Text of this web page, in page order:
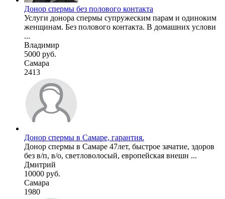
Донор спермы без полового контакта
Услуги донора спермы супружеским парам и одиноким
женщинам. Без полового контакта. В домашних услови
...
Владимир
5000 руб.
Самара
2413
Донор спермы в Самаре, гарантия.
Донор спермы в Самаре 47лет, быстрое зачатие, здоров
без в/п, в/о, светловолосый, европейская внешн ...
Дмитрий
10000 руб.
Самара
1980